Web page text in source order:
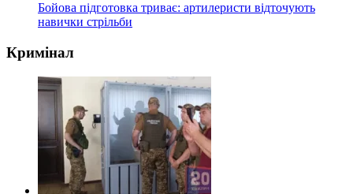
Бойова підготовка триває: артилеристи відточують
навички стрільби
Кримінал